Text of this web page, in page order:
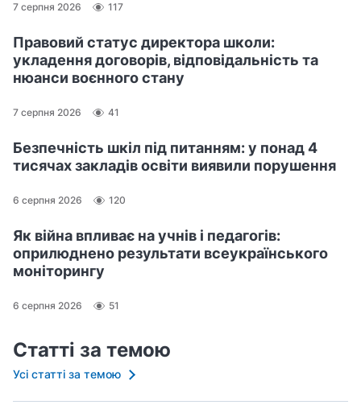
7 серпня 2026 117
Правовий статус директора школи:
укладення договорів, відповідальність та
нюанси воєнного стану
7 серпня 2026 41
Безпечність шкіл під питанням: у понад 4
тисячах закладів освіти виявили порушення
6 серпня 2026 120
Як війна впливає на учнів і педагогів:
оприлюднено результати всеукраїнського
моніторингу
6 серпня 2026 51
Статті за темою
Усі статті за темою